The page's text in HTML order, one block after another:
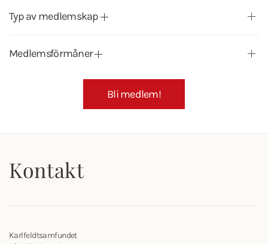
Typ av medlemskap
Medlemsförmåner
Bli medlem!
Kontakt
Karlfeldtsamfundet